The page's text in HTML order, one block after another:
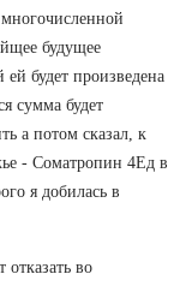
будущее
будет произведена
сумма будет
а потом сказал, к
- Cоматропин 4Ед в
я добилась в
во